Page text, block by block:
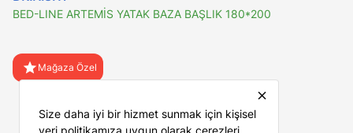
BED-LINE ARTEMİS YATAK BAZA BAŞLIK 180*200
star Mağaza Özel
close
Size daha iyi bir hizmet sunmak için kişisel
veri politikamıza uygun olarak çerezleri